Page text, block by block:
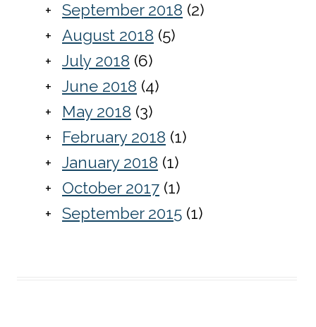
September 2018 (2)
August 2018 (5)
July 2018 (6)
June 2018 (4)
May 2018 (3)
February 2018 (1)
January 2018 (1)
October 2017 (1)
September 2015 (1)